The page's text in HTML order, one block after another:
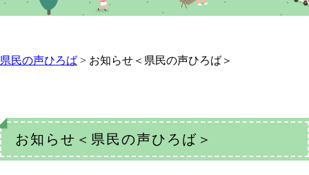
県民の声ひろば > お知らせ＜県民の声ひろば＞
お知らせ＜県民の声ひろば＞